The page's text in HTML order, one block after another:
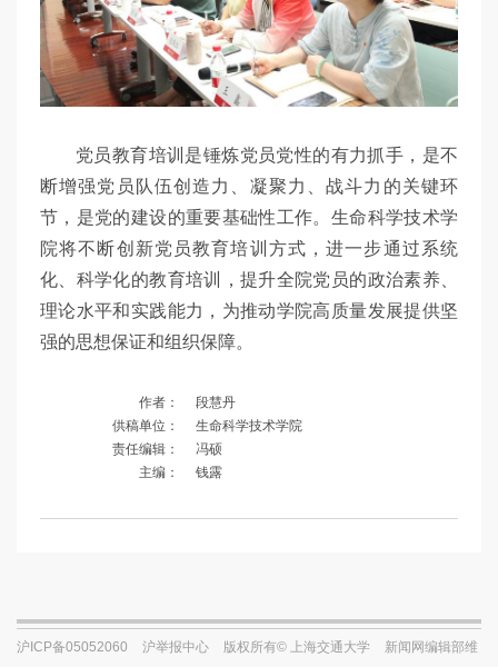
党员教育培训是锤炼党员党性的有力抓手，是不
断增强党员队伍创造力、凝聚力、战斗力的关键环
节，是党的建设的重要基础性工作。生命科学技术学
院将不断创新党员教育培训方式，进一步通过系统
化、科学化的教育培训，提升全院党员的政治素养、
理论水平和实践能力，为推动学院高质量发展提供坚
强的思想保证和组织保障。
作者：
段慧丹
供稿单位：
生命科学技术学院
责任编辑：
冯硕
主编：
钱露
沪ICP备05052060 沪举报中心 版权所有© 上海交通大学 新闻网编辑部维